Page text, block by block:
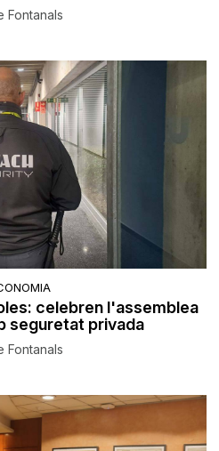
Fontanals
celebren l'assemblea
seguretat privada
Fontanals